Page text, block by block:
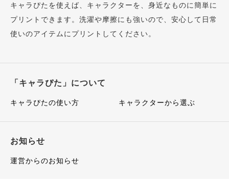
キャラぴたを使えば、キャラクターを、身近なものに簡単に
プリントできます。洗濯や摩擦にも強いので、安心して日常
使いのアイテムにプリントしてください。
「キャラぴた」について
キャラぴたの使い方 キャラクターから選ぶ
お知らせ
運営からのお知らせ